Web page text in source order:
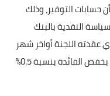
حسابات التوفير، وذلك
النقدية بالبنك
عقدته اللجنة أواخر شهر
سبتمبر الماضي، حيث اتخذت اللجنة قراراً بخفض الفائدة بنسبة 0.5%